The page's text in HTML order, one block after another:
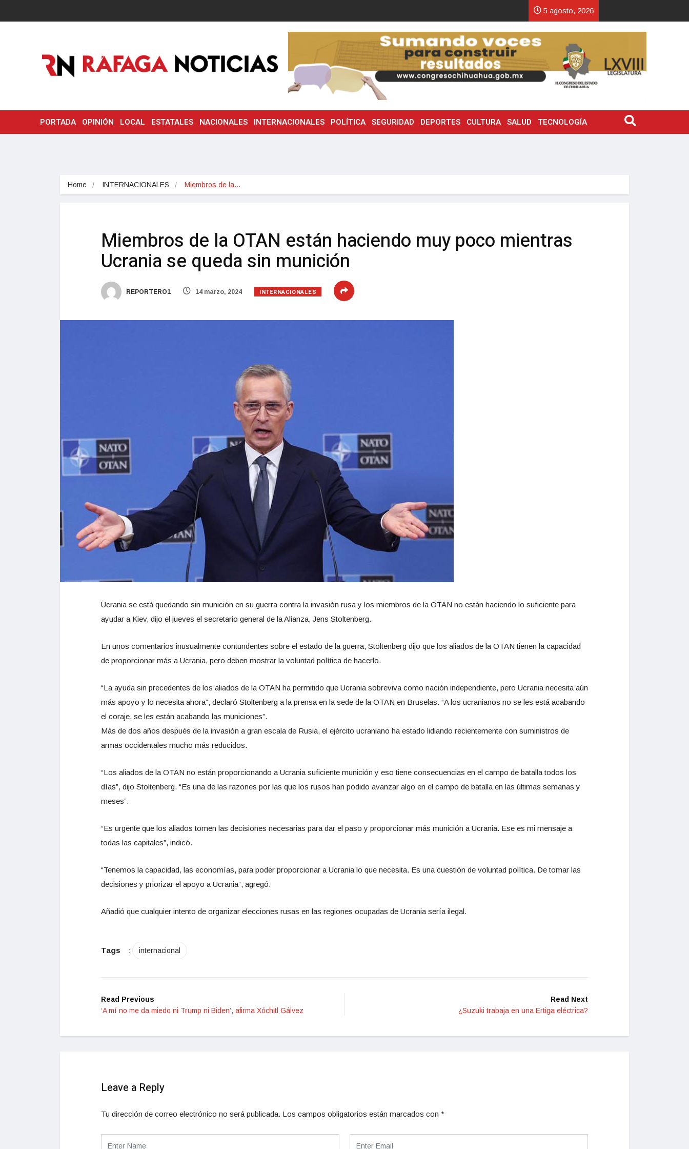
5 agosto, 2026
PORTADA OPINIÓN LOCAL ESTATALES NACIONALES INTERNACIONALES POLÍTICA SEGURIDAD DEPORTES CULTURA SALUD TECNOLOGÍA
Home INTERNACIONALES Miembros de la…
Miembros de la OTAN están haciendo muy poco mientras
Ucrania se queda sin munición
REPORTERO1 14 marzo, 2024 INTERNACIONALES
Ucrania se está quedando sin munición en su guerra contra la invasión rusa y los miembros de la OTAN no están haciendo lo suficiente para
ayudar a Kiev, dijo el jueves el secretario general de la Alianza, Jens Stoltenberg.
En unos comentarios inusualmente contundentes sobre el estado de la guerra, Stoltenberg dijo que los aliados de la OTAN tienen la capacidad
de proporcionar más a Ucrania, pero deben mostrar la voluntad política de hacerlo.
“La ayuda sin precedentes de los aliados de la OTAN ha permitido que Ucrania sobreviva como nación independiente, pero Ucrania necesita aún
más apoyo y lo necesita ahora”, declaró Stoltenberg a la prensa en la sede de la OTAN en Bruselas. “A los ucranianos no se les está acabando
el coraje, se les están acabando las municiones”.
Más de dos años después de la invasión a gran escala de Rusia, el ejército ucraniano ha estado lidiando recientemente con suministros de
armas occidentales mucho más reducidos.
“Los aliados de la OTAN no están proporcionando a Ucrania suficiente munición y eso tiene consecuencias en el campo de batalla todos los
días”, dijo Stoltenberg. “Es una de las razones por las que los rusos han podido avanzar algo en el campo de batalla en las últimas semanas y
meses”.
“Es urgente que los aliados tomen las decisiones necesarias para dar el paso y proporcionar más munición a Ucrania. Ese es mi mensaje a
todas las capitales”, indicó.
“Tenemos la capacidad, las economías, para poder proporcionar a Ucrania lo que necesita. Es una cuestión de voluntad política. De tomar las
decisiones y priorizar el apoyo a Ucrania”, agregó.
Añadió que cualquier intento de organizar elecciones rusas en las regiones ocupadas de Ucrania sería ilegal.
Tags : internacional
Read Previous
‘A mí no me da miedo ni Trump ni Biden’, afirma Xóchitl Gálvez
Read Next
¿Suzuki trabaja en una Ertiga eléctrica?
Leave a Reply
Tu dirección de correo electrónico no será publicada. Los campos obligatorios están marcados con *